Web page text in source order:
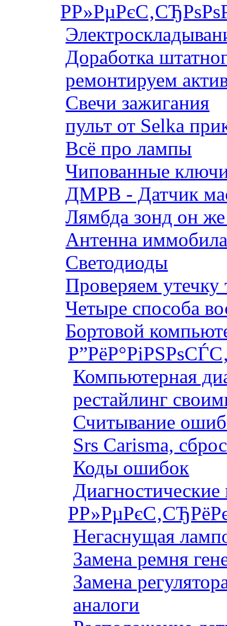
Доработка
ремонтируем
Свечи зажигания
пульт от Selka
Всё про лампы
Чипованные
ДМРВ - Датчик
Лямбда зонд он
Антенна
Светодиоды
Проверяем утечку
Четыре способа
Бортовой
Компьютерная
рестайлинг
Считывание
Srs Carisma,
Коды ошибок
Негаснущая
Замена ремня
Замена
аналоги